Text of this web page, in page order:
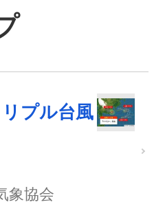
プル台風
象協会